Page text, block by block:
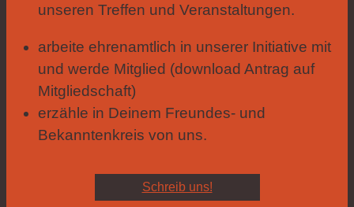
unseren Treffen und Veranstaltungen.
arbeite ehrenamtlich in unserer Initiative mit
und werde Mitglied (download Antrag auf
Mitgliedschaft)
erzähle in Deinem Freundes- und
Bekanntenkreis von uns.
Schreib uns!